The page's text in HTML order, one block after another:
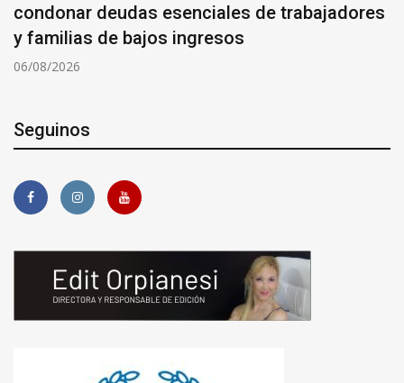
condonar deudas esenciales de trabajadores
y familias de bajos ingresos
06/08/2026
Seguinos